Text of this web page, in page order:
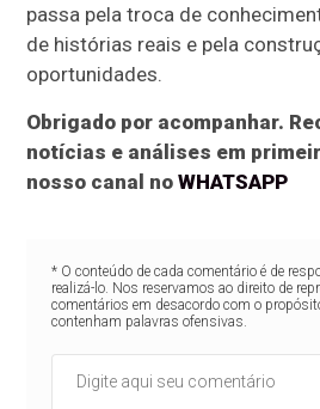
passa pela troca de
de histórias reais e pela
oportunidades.
Obrigado por acompanhar.
notícias e análises em
nosso canal noWHATSAPP
* O conteúdo de cada comentário é de
realizá-lo. Nos reservamos ao direito de
comentários em desacordo com o
contenham palavras ofensivas.